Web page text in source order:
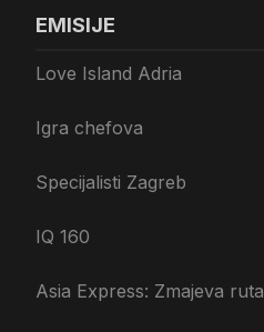
EMISIJE
Love Island Adria
Igra chefova
Specijalisti Zagreb
IQ 160
Asia Express: Zmajeva ruta